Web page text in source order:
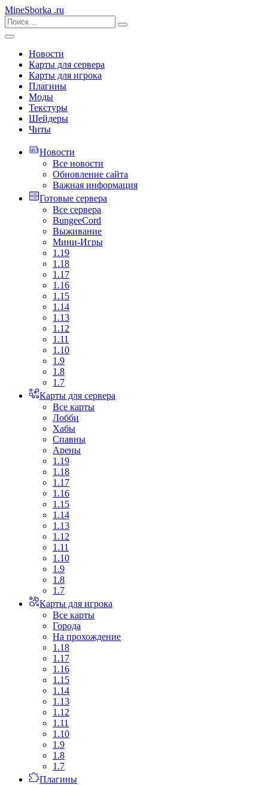
MineSborka .ru
Новости
Карты для сервера
Карты для игрока
Плагины
Моды
Текстуры
Шейдеры
Читы
Новости
Все новости
Обновление сайта
Важная информация
Готовые сервера
Все сервера
BungeeCord
Выживание
Мини-Игры
1.19
1.18
1.17
1.16
1.15
1.14
1.13
1.12
1.11
1.10
1.9
1.8
1.7
Карты для сервера
Все карты
Лобби
Хабы
Спавны
Арены
1.19
1.18
1.17
1.16
1.15
1.14
1.13
1.12
1.11
1.10
1.9
1.8
1.7
Карты для игрока
Все карты
Города
На прохождение
1.18
1.17
1.16
1.15
1.14
1.13
1.12
1.11
1.10
1.9
1.8
1.7
Плагины